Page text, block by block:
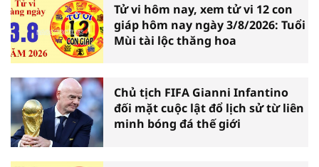
Tử vi hôm nay, xem tử vi 12 con
giáp hôm nay ngày 3/8/2026: Tuổi
Mùi tài lộc thăng hoa
Chủ tịch FIFA Gianni Infantino
đối mặt cuộc lật đổ lịch sử từ liên
minh bóng đá thế giới